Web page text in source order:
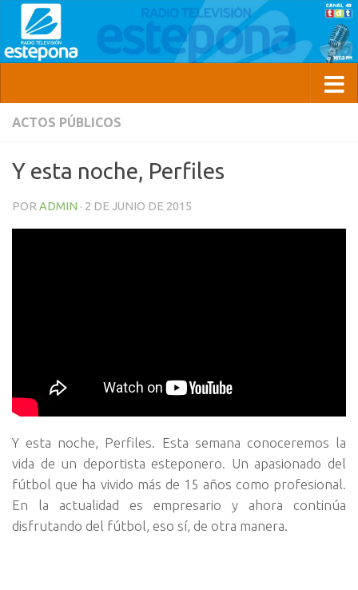
ACTOS PÚBLICOS
Y esta noche, Perfiles
POR ADMIN · 2 DE JUNIO DE 2015
Y esta noche, Perfiles. Esta semana conoceremos la
vida de un deportista esteponero. Un apasionado del
fútbol que ha vivido más de 15 años como profesional.
En la actualidad es empresario y ahora continúa
disfrutando del fútbol, eso sí, de otra manera.